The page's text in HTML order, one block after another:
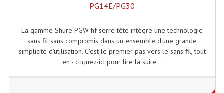
PG14E/PG30
La gamme Shure PGW hf serre tête intègre une technologie
sans fil sans compromis dans un ensemble d'une grande
simplicité d'utilisation. C'est le premier pas vers le sans fil, tout
en - cliquez-ici pour lire la suite...